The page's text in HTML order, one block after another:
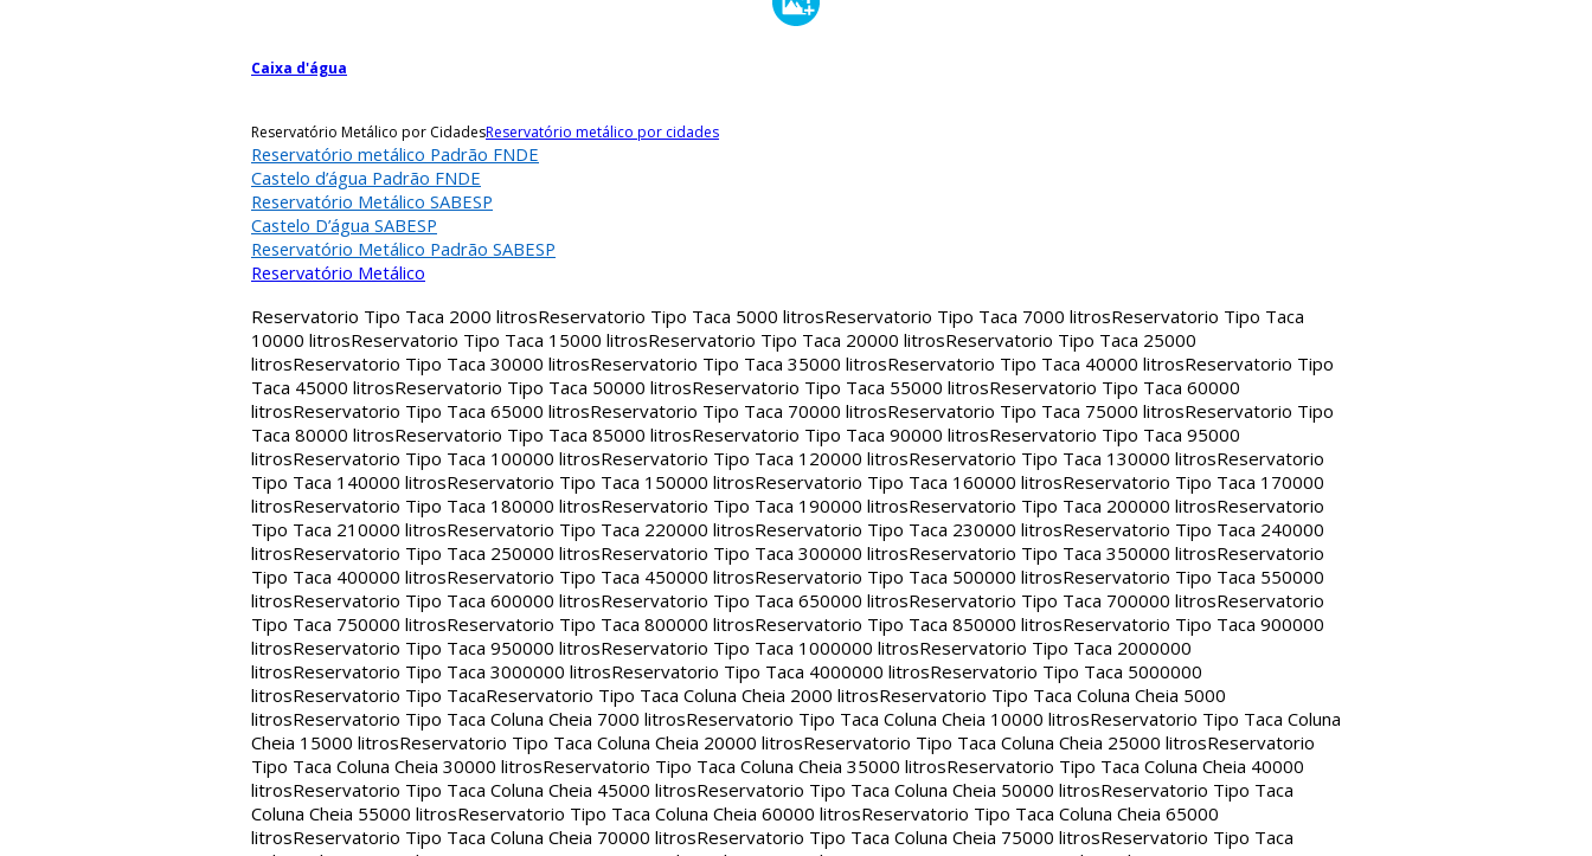
Caixa d'água
Reservatório Metálico por CidadesReservatório metálico por cidades
Reservatório metálico Padrão FNDE
Castelo d’água Padrão FNDE
Reservatório Metálico SABESP
Castelo D’água SABESP
Reservatório Metálico Padrão SABESP
Reservatório Metálico
Reservatorio Tipo Taca 2000 litrosReservatorio Tipo Taca 5000 litrosReservatorio Tipo Taca 7000 litrosReservatorio Tipo Taca
10000 litrosReservatorio Tipo Taca 15000 litrosReservatorio Tipo Taca 20000 litrosReservatorio Tipo Taca 25000
litrosReservatorio Tipo Taca 30000 litrosReservatorio Tipo Taca 35000 litrosReservatorio Tipo Taca 40000 litrosReservatorio Tipo
Taca 45000 litrosReservatorio Tipo Taca 50000 litrosReservatorio Tipo Taca 55000 litrosReservatorio Tipo Taca 60000
litrosReservatorio Tipo Taca 65000 litrosReservatorio Tipo Taca 70000 litrosReservatorio Tipo Taca 75000 litrosReservatorio Tipo
Taca 80000 litrosReservatorio Tipo Taca 85000 litrosReservatorio Tipo Taca 90000 litrosReservatorio Tipo Taca 95000
litrosReservatorio Tipo Taca 100000 litrosReservatorio Tipo Taca 120000 litrosReservatorio Tipo Taca 130000 litrosReservatorio
Tipo Taca 140000 litrosReservatorio Tipo Taca 150000 litrosReservatorio Tipo Taca 160000 litrosReservatorio Tipo Taca 170000
litrosReservatorio Tipo Taca 180000 litrosReservatorio Tipo Taca 190000 litrosReservatorio Tipo Taca 200000 litrosReservatorio
Tipo Taca 210000 litrosReservatorio Tipo Taca 220000 litrosReservatorio Tipo Taca 230000 litrosReservatorio Tipo Taca 240000
litrosReservatorio Tipo Taca 250000 litrosReservatorio Tipo Taca 300000 litrosReservatorio Tipo Taca 350000 litrosReservatorio
Tipo Taca 400000 litrosReservatorio Tipo Taca 450000 litrosReservatorio Tipo Taca 500000 litrosReservatorio Tipo Taca 550000
litrosReservatorio Tipo Taca 600000 litrosReservatorio Tipo Taca 650000 litrosReservatorio Tipo Taca 700000 litrosReservatorio
Tipo Taca 750000 litrosReservatorio Tipo Taca 800000 litrosReservatorio Tipo Taca 850000 litrosReservatorio Tipo Taca 900000
litrosReservatorio Tipo Taca 950000 litrosReservatorio Tipo Taca 1000000 litrosReservatorio Tipo Taca 2000000
litrosReservatorio Tipo Taca 3000000 litrosReservatorio Tipo Taca 4000000 litrosReservatorio Tipo Taca 5000000
litrosReservatorio Tipo TacaReservatorio Tipo Taca Coluna Cheia 2000 litrosReservatorio Tipo Taca Coluna Cheia 5000
litrosReservatorio Tipo Taca Coluna Cheia 7000 litrosReservatorio Tipo Taca Coluna Cheia 10000 litrosReservatorio Tipo Taca Coluna
Cheia 15000 litrosReservatorio Tipo Taca Coluna Cheia 20000 litrosReservatorio Tipo Taca Coluna Cheia 25000 litrosReservatorio
Tipo Taca Coluna Cheia 30000 litrosReservatorio Tipo Taca Coluna Cheia 35000 litrosReservatorio Tipo Taca Coluna Cheia 40000
litrosReservatorio Tipo Taca Coluna Cheia 45000 litrosReservatorio Tipo Taca Coluna Cheia 50000 litrosReservatorio Tipo Taca
Coluna Cheia 55000 litrosReservatorio Tipo Taca Coluna Cheia 60000 litrosReservatorio Tipo Taca Coluna Cheia 65000
litrosReservatorio Tipo Taca Coluna Cheia 70000 litrosReservatorio Tipo Taca Coluna Cheia 75000 litrosReservatorio Tipo Taca